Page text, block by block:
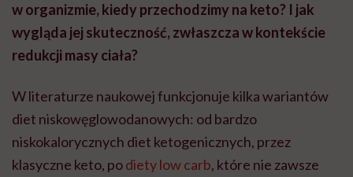
w organizmie, kiedy przechodzimy na keto? I jak
wygląda jej skuteczność, zwłaszcza w kontekście
redukcji masy ciała?
W literaturze naukowej funkcjonuje kilka wariantów
diet niskowęglowodanowych: od bardzo
niskokalorycznych diet ketogenicznych, przez
klasyczne keto, podiety low carb, które nie zawsze